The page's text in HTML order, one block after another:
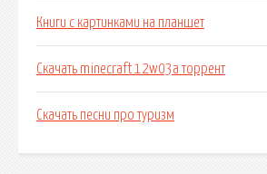
Книги с картинками на планшет
Скачать minecraft 12w03a торрент
Скачать песни про туризм